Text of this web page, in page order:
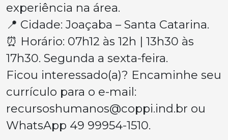
experiência na área.
📍 Cidade: Joaçaba – Santa Catarina.
⏰ Horário: 07h12 às 12h | 13h30 às
17h30. Segunda a sexta-feira.
Ficou interessado(a)? Encaminhe seu
currículo para o e-mail:
recursoshumanos@coppi.ind.br ou
WhatsApp 49 99954-1510.